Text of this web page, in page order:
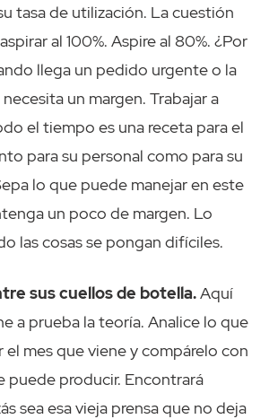
tasa de utilización. La cuestión
al 100%. Aspire al 80%. ¿Por
llega un pedido urgente o la
un margen. Trabajar a
el tiempo es una receta para el
para su personal como para su
lo que puede manejar en este
un poco de margen. Lo
las cosas se pongan difíciles.
sus cuellos de botella.Aquí
a prueba la teoría. Analice lo que
el mes que viene y compárelo con
puede producir. Encontrará
sea esa vieja prensa que no deja